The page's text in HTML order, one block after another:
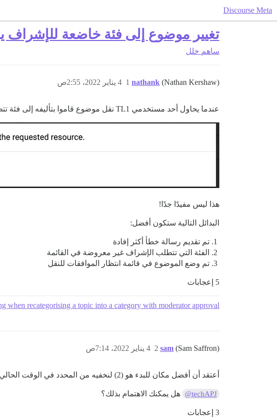
Discourse Meta
تغيير موضوع إلى فئة خاضعة للإشراف
ساهم خلل
nathank (Nathan Kershaw) 4 يناير 2022، 2:55ص 1
عندما يحاول أحد مستخدمي TL1 نقل موضوع قاموا بتأليفه إلى فئة تتطلب موافقة المشرف على أي منشورات، فإنهم يحصلون على هذه الرسالة:
هذا ليس مفيدًا جدًا!
البدائل التالية ستكون أفضل:
تم تقديم رسالة خطأ أكثر إفادة
الفئة التي تتطلب الإشراف غير معروضة في القائمة
تم وضع الموضوع في قائمة انتظار الموافقات للنقل
5 إعجابات
when recategorising a topic into a category with moderator approval
sam (Sam Saffron) 4 يناير 2022، 7:14ص 2
أعتقد أن أفضل مكان للبدء هو (2) لنخفيه من المحدد في الوقت الحالي.
@techAPJ هل يمكنك الاهتمام بذلك؟
3 إعجابات